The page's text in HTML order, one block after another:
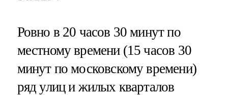
Ровно в 20 часов 30 минут по
местному времени (15 часов 30
минут по московскому времени)
ряд улиц и жилых кварталов